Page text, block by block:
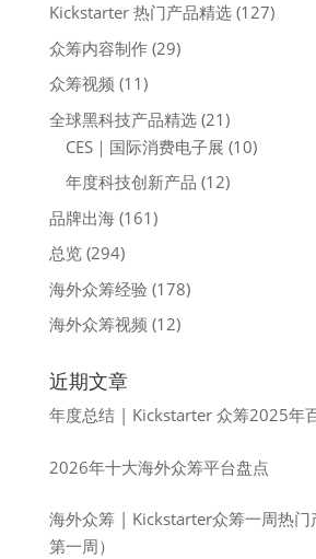
Kickstarter 热门产品精选(127)
众筹内容制作(29)
众筹视频 (11)
全球黑科技产品精选(21)
CES｜国际消费电子展 (10)
年度科技创新产品 (12)
品牌出海(161)
总览(294)
海外众筹经验 (178)
海外众筹视频 (12)
近期文章
年度总结 | Kickstarter 众筹2025年
2026年十大海外众筹平台盘点
海外众筹 | Kickstarter众筹一周热门
第一周）